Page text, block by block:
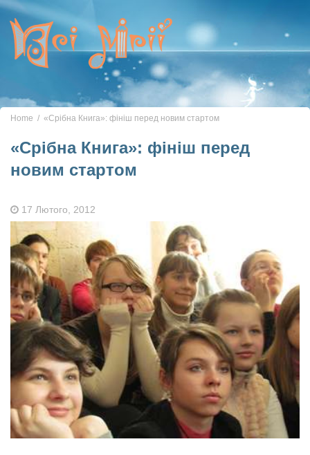
navigation
Home «Срібна Книга»: фініш перед новим стартом
«Срібна Книга»: фініш перед
новим стартом
17 Лютого, 2012